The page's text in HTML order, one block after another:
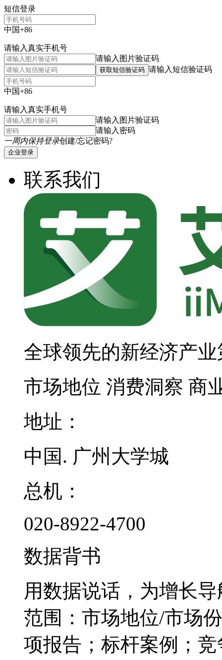
短信登录
中国+86
请输入真实手机号
请输入图片验证码
获取短信验证码 请输入短信验证码
中国+86
请输入真实手机号
请输入图片验证码
请输入密码
一周内保持登录创建/忘记密码?
企业登录
联系我们
全球领先的新经济产
市场地位 消费洞察 商
地址：
中国. 广州大学城
总机：
020-8922-4700
数据背书
用数据说话，为增长导
范围：市场地位/市场
项报告；标杆案例；